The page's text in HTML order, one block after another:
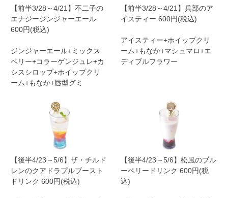
【前半3/28～4/21】不二子の
エナジージンジャーエール
600円(税込)
ジンジャーエール+ミックス
ベリー+コラーゲンジュレ+カ
シスシロップ+ホイップクリ
ーム+もなか+唇型グミ
【前半3/28～4/21】兵部のア
イスティー 600円(税込)
アイスティー+ホイップクリ
ーム+もなか+マシュマロ+エ
ディブルフラワー
【後半4/23～5/6】ザ・チルド
レンのクアドラプルブースト
ドリンク 600円(税込)
【後半4/23～5/6】松風のブル
ーベリードリンク 600円(税
込)